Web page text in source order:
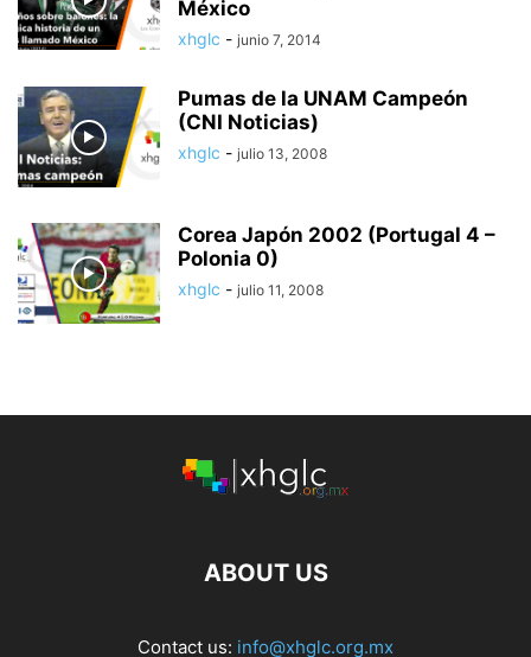
México
xhglc - junio 7, 2014
Pumas de la UNAM Campeón
(CNI Noticias)
xhglc - julio 13, 2008
Corea Japón 2002 (Portugal 4 –
Polonia 0)
xhglc - julio 11, 2008
ABOUT US
Contact us: info@xhglc.org.mx